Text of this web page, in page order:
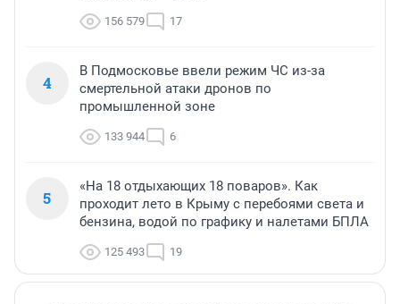
156 579 17
4
В Подмосковье ввели режим ЧС из-за
смертельной атаки дронов по
промышленной зоне
133 944 6
5
«На 18 отдыхающих 18 поваров». Как
проходит лето в Крыму с перебоями света и
бензина, водой по графику и налетами БПЛА
125 493 19